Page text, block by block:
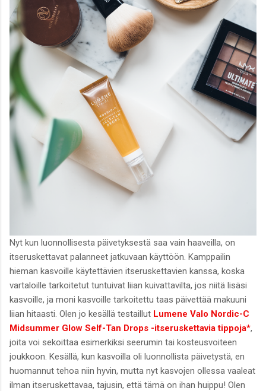
Nyt kun luonnollisesta päivetyksestä saa vain haaveilla, on
itseruskettavat palanneet jatkuvaan käyttöön. Kamppailin
hieman kasvoille käytettävien itseruskettavien kanssa, koska
vartaloille tarkoitetut tuntuivat liian kuivattavilta, jos niitä lisäsi
kasvoille, ja moni kasvoille tarkoitettu taas päivettää makuuni
liian hitaasti. Olen jo kesällä testaillut Lumene Valo Nordic-C
Midsummer Glow Self-Tan Drops -itseruskettavia tippoja*,
joita voi sekoittaa esimerkiksi seerumin tai kosteusvoiteen
joukkoon. Kesällä, kun kasvoilla oli luonnollista päivetystä, en
huomannut tehoa niin hyvin, mutta nyt kasvojen ollessa vaaleat
ilman itseruskettavaa, tajusin, että tämä on ihan huippu! Olen